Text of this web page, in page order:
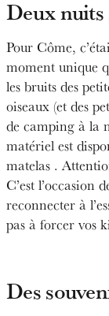
Deux nuits
Pour Côme,
moment unique
les bruits des
oiseaux (et des
de camping à la
matériel est
matelas .
C’est l’occasion
reconnecter à
pas à forcer vos
Des